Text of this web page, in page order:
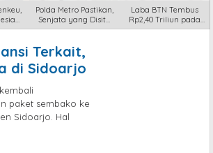
Polda Metro Pastikan,
Senjata yang Disita
dar
Laba BTN Tembus
Rp2,40 Triliun pada
Semester
Terkait,
di Sidoarjo
paket sembako ke
Sidoarjo. Hal